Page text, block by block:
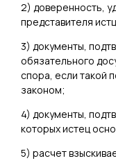
2) доверенность,
представителя
3) документы,
обязательного
спора, если такой
законом;
4) документы,
которых истец
5) расчет